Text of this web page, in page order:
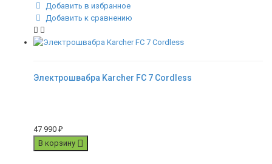
Добавить в избранное
Добавить к сравнению
Электрошвабра Karcher FC 7 Cordless
47 990 ₽
В корзину